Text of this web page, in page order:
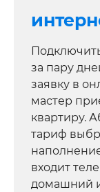
за пару
заявку в
мастер
квартиру.
тариф
входит
домашний